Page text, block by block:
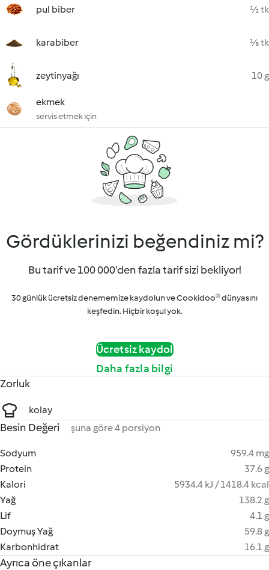
pul biber ½ tk
karabiber ⅛ tk
zeytinyağı 10 g
ekmek
servis etmek için
Gördüklerinizi beğendiniz mi?
Bu tarif ve 100 000'den fazla tarif sizi bekliyor!
30 günlük ücretsiz denememize kaydolun ve Cookidoo® dünyasını
keşfedin. Hiçbir koşul yok.
Ücretsiz kaydol
Daha fazla bilgi
Zorluk
kolay
Besin Değeri şuna göre 4 porsiyon
Sodyum
959.4 mg
Protein
37.6 g
Kalori
5934.4 kJ / 1418.4 kcal
Yağ
138.2 g
Lif
4.1 g
Doymuş Yağ
59.8 g
Karbonhidrat
16.1 g
Ayrıca öne çıkanlar